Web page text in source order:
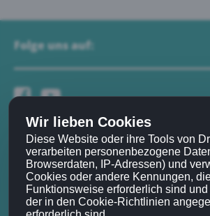
Folge uns auf:
Navigation:
Partner
Kongress
Wir lieben Cookies
Diese Website oder ihre Tools von
verarbeiten personenbezogene
Browserdaten, IP-Adressen) und
Cookies oder andere Kennungen,
Funktionsweise erforderlich sind
der in den Cookie-Richtlinien